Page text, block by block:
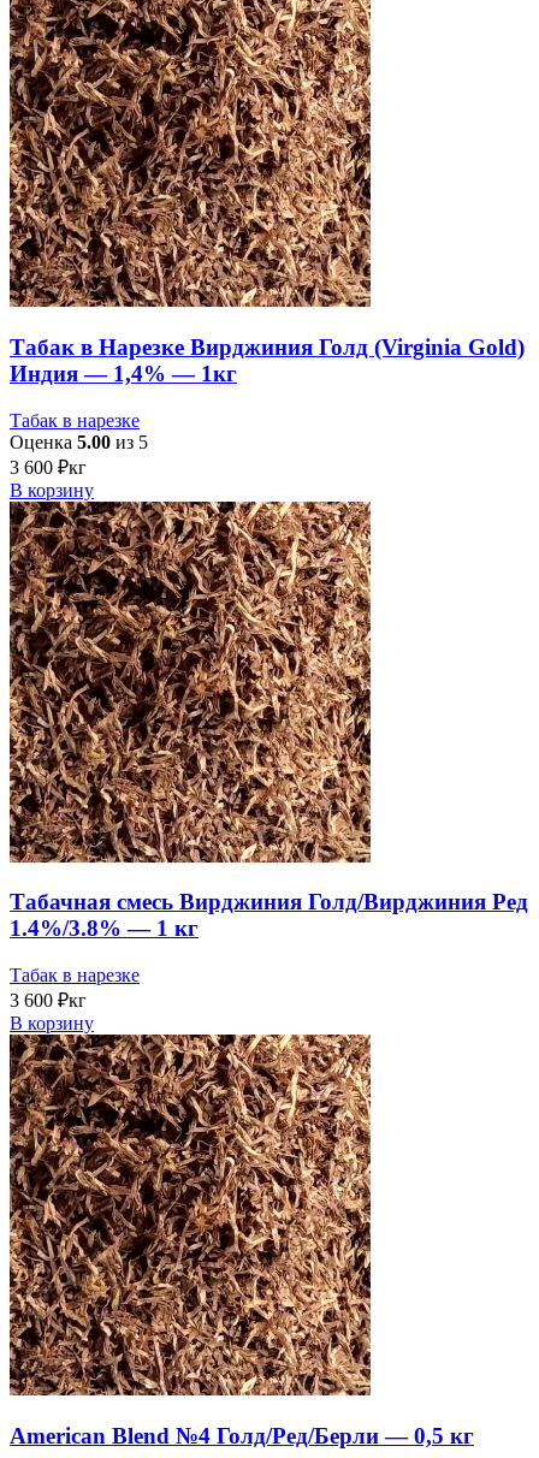
Табак в Нарезке Вирджиния Голд (Virginia Gold)
Индия — 1,4% — 1кг
Табак в нарезке
Оценка 5.00 из 5
3 600 ₽кг
В корзину
Табачная смесь Вирджиния Голд/Вирджиния Ред
1.4%/3.8% — 1 кг
Табак в нарезке
3 600 ₽кг
В корзину
American Blend №4 Голд/Ред/Берли — 0,5 кг